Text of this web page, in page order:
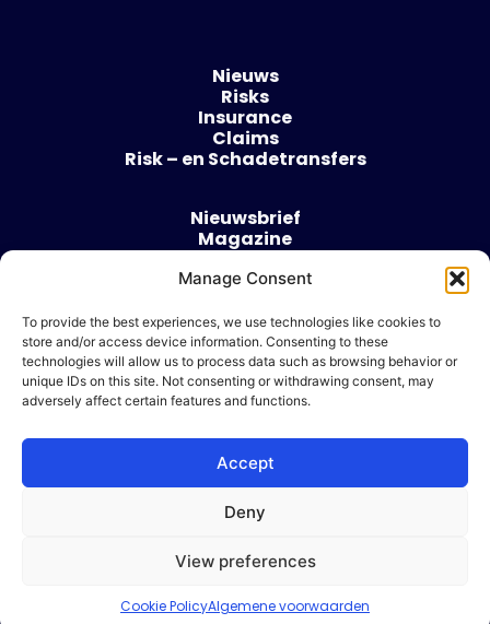
Manage Consent
To provide the best experiences, we use technologies like cookies to
store and/or access device information. Consenting to these
technologies will allow us to process data such as browsing behavior or
unique IDs on this site. Not consenting or withdrawing consent, may
adversely affect certain features and functions.
Accept
Deny
View preferences
Cookie PolicyAlgemene voorwaarden
Nieuws
Risks
Insurance
Claims
Risk – en Schadetransfers
Nieuwsbrief
Magazine
Over
Algemene voorwaarden
Cookie beleid
Ik wil adverteren
© 2026 Risk & Business
| Design & Development door